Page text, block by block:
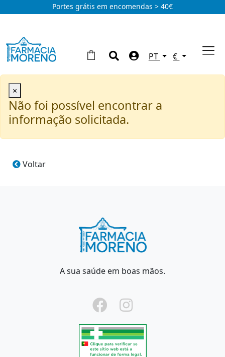
Portes grátis em encomendas > 40€
PT €
×
Não foi possível encontrar a
informação solicitada.
Voltar
A sua saúde em boas mãos.